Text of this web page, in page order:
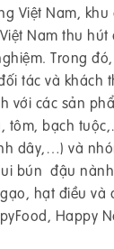
Việt Nam, khu
Nam thu
Trong
tác và khách
với các sản
tôm, bạch
dây,…) và
bún đậu
hạt điều và
Happy